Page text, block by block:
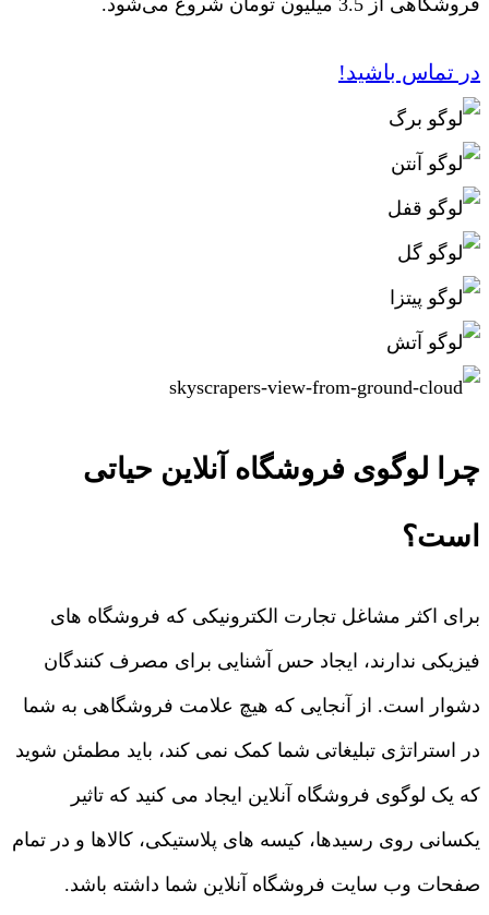
فروشگاهی از 3.5 میلیون تومان شروع می‌شود.
در تماس باشید!
چرا لوگوی فروشگاه آنلاین حیاتی
است؟
برای اکثر مشاغل تجارت الکترونیکی که فروشگاه های
فیزیکی ندارند، ایجاد حس آشنایی برای مصرف کنندگان
دشوار است. از آنجایی که هیچ علامت فروشگاهی به شما
در استراتژی تبلیغاتی شما کمک نمی کند، باید مطمئن شوید
که یک لوگوی فروشگاه آنلاین ایجاد می کنید که تاثیر
یکسانی روی رسیدها، کیسه های پلاستیکی، کالاها و در تمام
صفحات وب سایت فروشگاه آنلاین شما داشته باشد.